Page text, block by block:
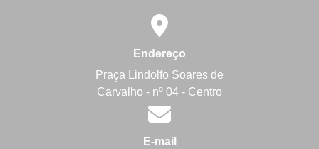
Endereço
Praça Lindolfo Soares de
Carvalho - nº 04 - Centro
E-mail